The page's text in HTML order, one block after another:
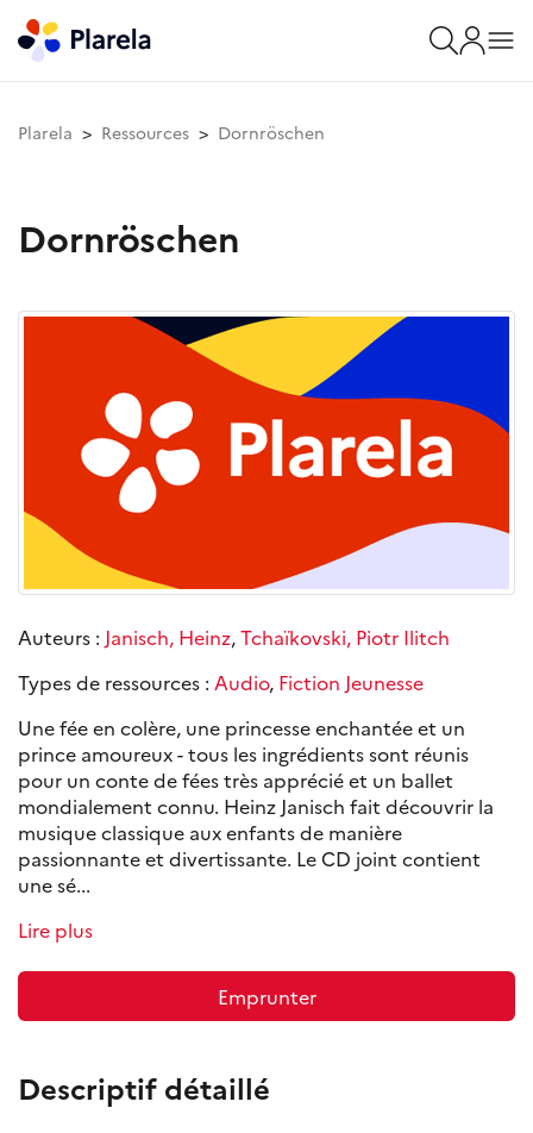
Plarela Ressources Dornröschen
Dornröschen
Auteurs : Janisch, Heinz,Tchaïkovski, Piotr Ilitch
Types de ressources : Audio, Fiction Jeunesse
Une fée en colère, une princesse enchantée et un
prince amoureux - tous les ingrédients sont réunis
pour un conte de fées très apprécié et un ballet
mondialement connu. Heinz Janisch fait découvrir la
musique classique aux enfants de manière
passionnante et divertissante. Le CD joint contient
une sé...
Lire plus
Emprunter
Descriptif détaillé